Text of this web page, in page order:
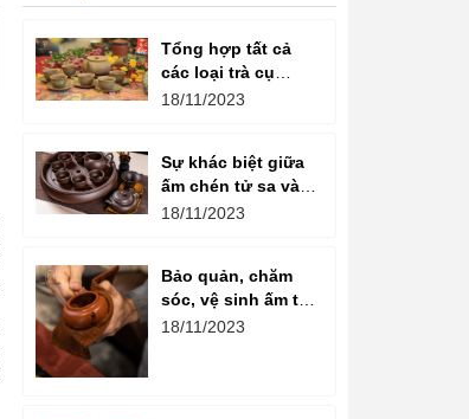
Tổng hợp tất cả
các loại trà cụ
trong nghệ thuật
18/11/2023
Sự khác biệt giữa
ấm chén tử sa và
ấm chén gốm là
18/11/2023
Bảo quản, chăm
sóc, vệ sinh ấm tử
sa đúng cách
18/11/2023